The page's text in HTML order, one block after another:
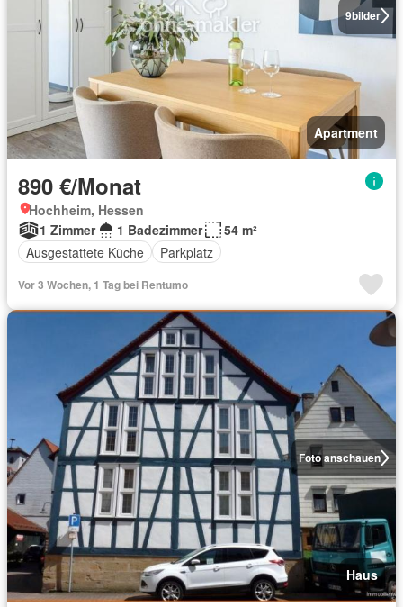
9bilder
Apartment
890 €/Monat
Hochheim, Hessen
1 Zimmer
1 Badezimmer
54 m²
Ausgestattete Küche
Parkplatz
Vor 3 Wochen, 1 Tag bei Rentumo
Foto anschauen
Haus